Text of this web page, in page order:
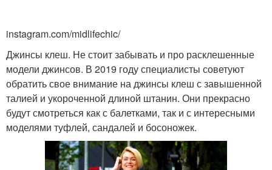
instagram.com/midlifechic/
Джинсы клеш. Не стоит забывать и про расклешенные
модели джинсов. В 2019 году специалисты советуют
обратить свое внимание на джинсы клеш с завышенной
талией и укороченной длиной штанин. Они прекрасно
будут смотреться как с балетками, так и с интересными
моделями туфлей, сандалей и босоножек.